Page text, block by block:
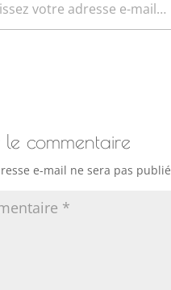
le commentaire
e-mail ne sera pas